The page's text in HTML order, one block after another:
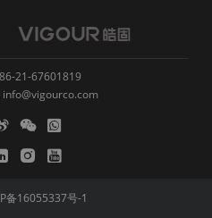
21-67601819
info@vigourco.com
备16055337号-1